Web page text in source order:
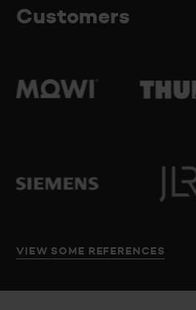
Customers
VIEW SOME REFERENCES